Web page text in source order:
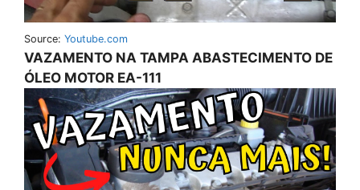
Source: Youtube.com
VAZAMENTO NA TAMPA ABASTECIMENTO DE
ÓLEO MOTOR EA-111